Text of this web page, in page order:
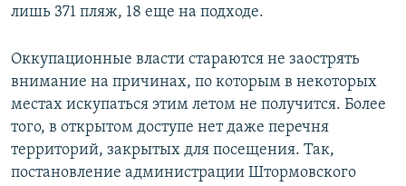
лишь 371 пляж, 18 еще на подходе.
Оккупационные власти стараются не заострять
внимание на причинах, по которым в некоторых
местах искупаться этим летом не получится. Более
того, в открытом доступе нет даже перечня
территорий, закрытых для посещения. Так,
постановление администрации Штормовского